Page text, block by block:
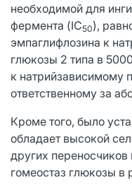
необходимой для
фермента (IC50),
эмпаглифлозина к
глюкозы 2 типа в
к натрийзависимому
ответственному за
Кроме того, было
обладает высокой
других переносчиков
гомеостаз глюкозы в